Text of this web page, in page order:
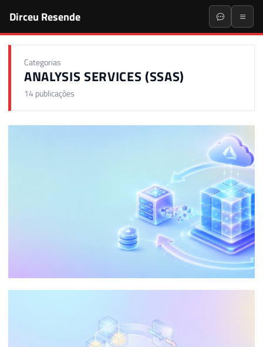
Dirceu Resende
Categorias
ANALYSIS SERVICES (SSAS)
14 publicações
Guia Definitivo: Otimizando o
Processamento de Dados no Azure
Analysis Services (AAS)
20 de maio de 2026 65 min de leitura